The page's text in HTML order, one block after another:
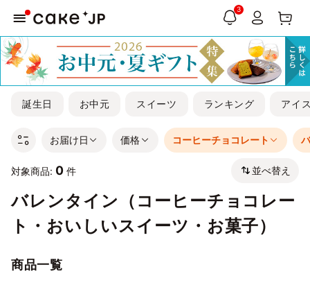
3
誕生日 お中元 スイーツ ランキング アイ
お届け日 価格 コーヒーチョコレート
対象商品: 0 件 並べ替え
バレンタイン（コーヒーチョコレー
ト・おいしいスイーツ・お菓子）
商品一覧